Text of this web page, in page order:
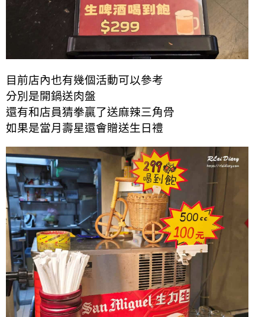
目前店內也有幾個活動可以參考
分別是開鍋送肉盤
還有和店員猜拳贏了送麻辣三角骨
如果是當月壽星還會贈送生日禮